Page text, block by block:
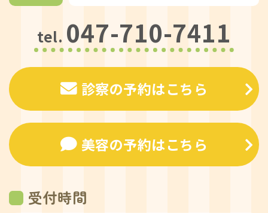
tel. 047-710-7411
診察の予約はこちら
美容の予約はこちら
受付時間